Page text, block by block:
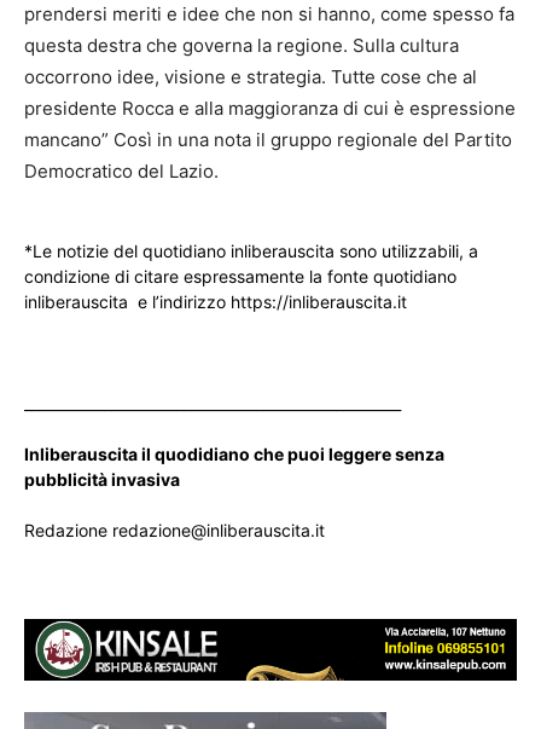
prendersi meriti e idee che non si hanno, come spesso fa
questa destra che governa la regione. Sulla cultura
occorrono idee, visione e strategia. Tutte cose che al
presidente Rocca e alla maggioranza di cui è espressione
mancano” Così in una nota il gruppo regionale del Partito
Democratico del Lazio.
*Le notizie del quotidiano inliberauscita sono utilizzabili, a
condizione di citare espressamente la fonte quotidiano
inliberauscita e l’indirizzo https://inliberauscita.it
Inliberauscita il quodidiano che puoi leggere senza
pubblicità invasiva
Redazione redazione@inliberauscita.it